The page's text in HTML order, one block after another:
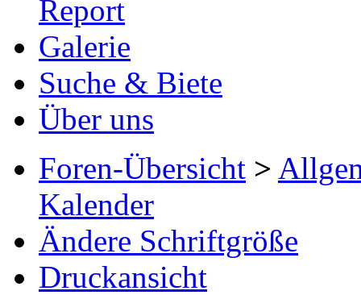
Report
Galerie
Suche & Biete
Über uns
Foren-Übersicht >
Kalender
Ändere Schriftgröße
Druckansicht